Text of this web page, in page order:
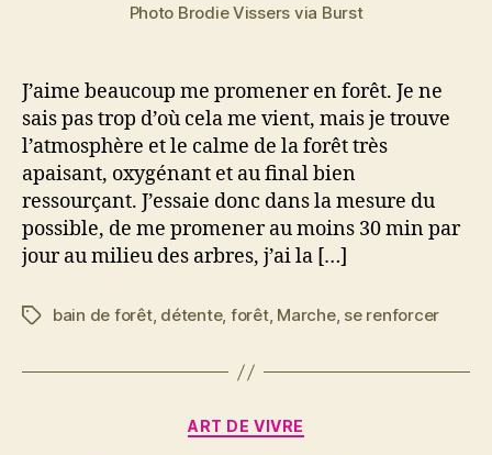
Photo Brodie Vissers via Burst
J’aime beaucoup me promener en forêt. Je ne
sais pas trop d’où cela me vient, mais je trouve
l’atmosphère et le calme de la forêt très
apaisant, oxygénant et au final bien
ressourçant. J’essaie donc dans la mesure du
possible, de me promener au moins 30 min par
jour au milieu des arbres, j’ai la […]
Étiquettes
bain de forêt, détente, forêt, Marche, se renforcer
Catégories
ART DE VIVRE
P
a
5